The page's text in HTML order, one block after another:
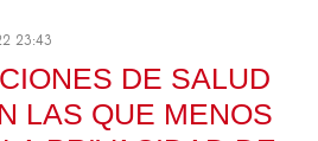
23:43
DE SALUD
LAS QUE MENOS